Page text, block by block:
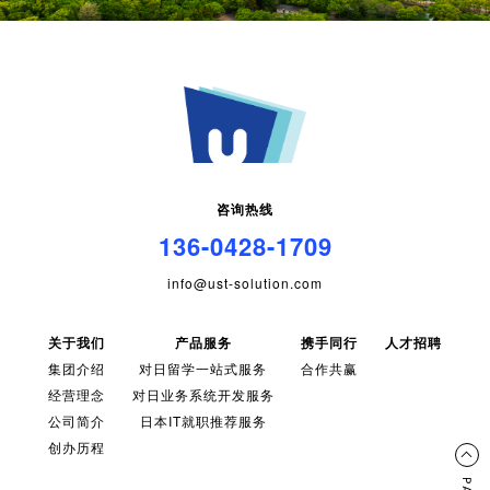
咨询热线
136-0428-1709
info@ust-solution.com
关于我们
集团介绍
经营理念
公司简介
创办历程
产品服务
对日留学一站式服务
对日业务系统开发服务
日本IT就职推荐服务
携手同行
合作共赢
人才招聘